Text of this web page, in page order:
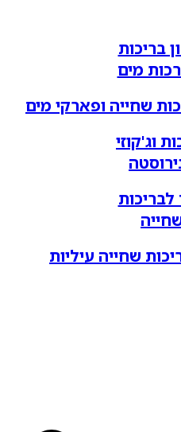
בריכות
מים
שחייה ופארקי מים
וג'קוזי
לבריכות
שחייה עיליות